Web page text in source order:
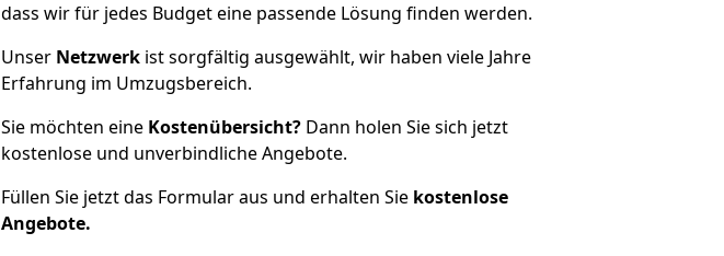
dass wir für jedes Budget eine passende Lösung finden werden.
Unser Netzwerk ist sorgfältig ausgewählt, wir haben viele Jahre
Erfahrung im Umzugsbereich.
Sie möchten eine Kostenübersicht? Dann holen Sie sich jetzt
kostenlose und unverbindliche Angebote.
Füllen Sie jetzt das Formular aus und erhalten Sie kostenlose
Angebote.